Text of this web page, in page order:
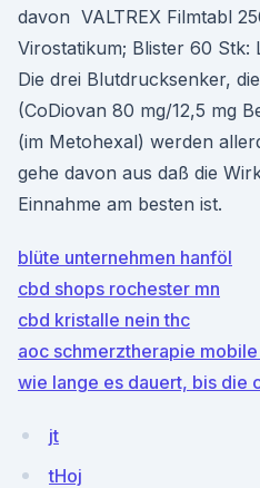
davon VALTREX Filmtabl
Virostatikum; Blister 60 Stk:
Die drei Blutdrucksenker,
(CoDiovan 80 mg/12,5 mg
(im Metohexal) werden
gehe davon aus daß die
Einnahme am besten ist.
blüte unternehmen hanföl
cbd shops rochester mn
cbd kristalle nein thc
aoc schmerztherapie mobile
wie lange es dauert, bis die
jt
tHoj